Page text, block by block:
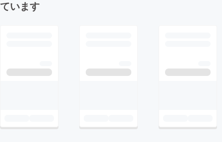
ています